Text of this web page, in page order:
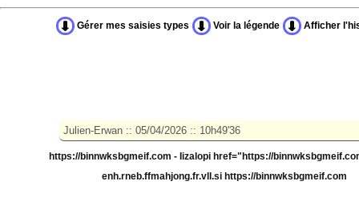
Gérer mes saisies types Voir la légende Afficher
https://binnwksbgmeif.com - Iizalopi href="https://
enh.rneb.ffmahjong.fr.vll.si https://binnwksbgmeif.com